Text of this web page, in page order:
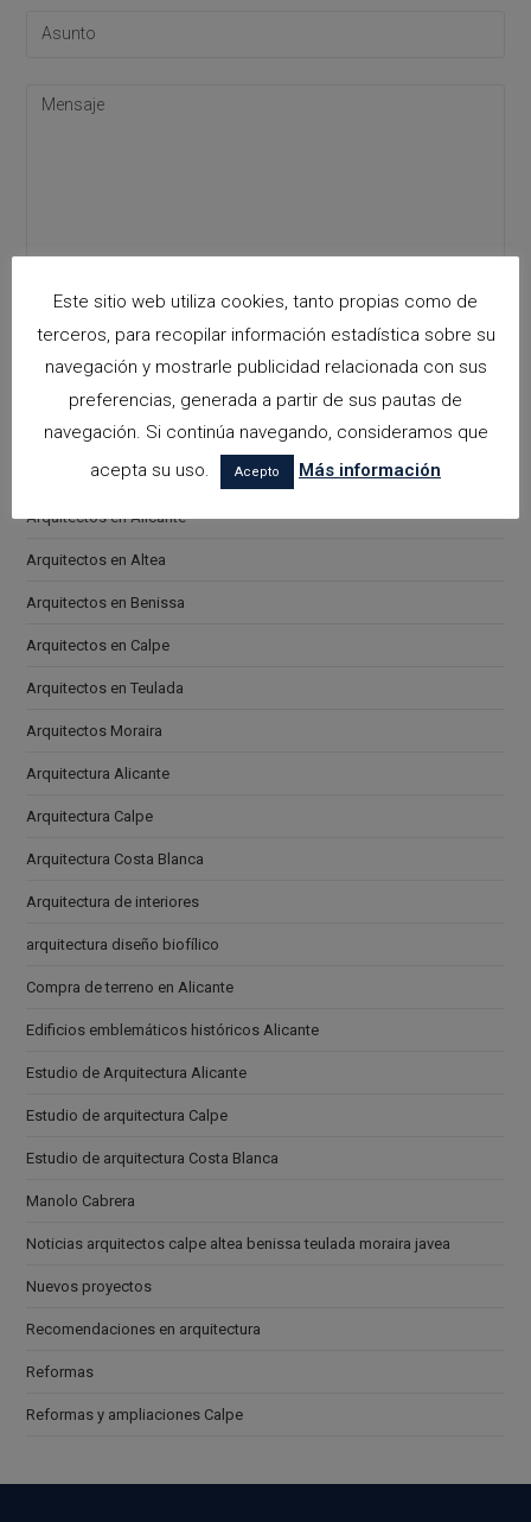
Acepto lapolítica de privacidad
arquitectora espacios biofilicos
Arquitectos en Alicante
Arquitectos en Altea
Arquitectos en Benissa
Arquitectos en Calpe
Arquitectos en Teulada
Arquitectos Moraira
Arquitectura Alicante
Arquitectura Calpe
Arquitectura Costa Blanca
Arquitectura de interiores
arquitectura diseño biofílico
Compra de terreno en Alicante
Edificios emblemáticos históricos Alicante
Estudio de Arquitectura Alicante
Estudio de arquitectura Calpe
Estudio de arquitectura Costa Blanca
Manolo Cabrera
Noticias arquitectos calpe altea benissa teulada moraira javea
Nuevos proyectos
Recomendaciones en arquitectura
Reformas
Reformas y ampliaciones Calpe
Este sitio web utiliza cookies, tanto propias como de
terceros, para recopilar información estadística sobre su
navegación y mostrarle publicidad relacionada con sus
preferencias, generada a partir de sus pautas de
navegación. Si continúa navegando, consideramos que
acepta su uso.
Acepto Más información